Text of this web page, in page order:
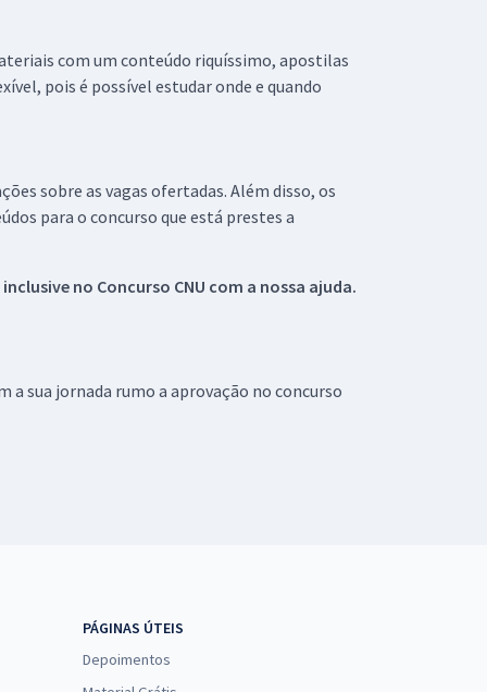
com um conteúdo riquíssimo, apostilas
pois é possível estudar onde e quando
sobre as vagas ofertadas. Além disso, os
para o concurso que está prestes a
no Concurso CNU com a nossa ajuda.
a sua jornada rumo a aprovação no concurso
PÁGINAS ÚTEIS
Depoimentos